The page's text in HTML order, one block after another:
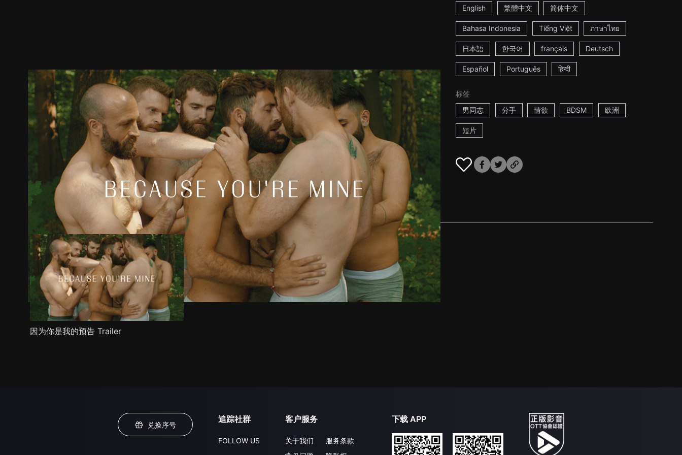
English 繁體中文 简体中文
Bahasa Indonesia Tiếng Việt ภาษาไทย
日本語 한국어 français Deutsch
Español Português हिन्दी
标签
男同志
分手 情欲 BDSM 欧洲
短片
推荐影片 剧情介绍
因为你是我的预告 Trailer
兑换序号
追踪社群
FOLLOW US
客户服务
关于我们
服务条款
下载 APP